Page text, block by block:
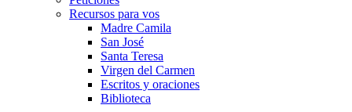
Recursos para vos
Madre Camila
San José
Santa Teresa
Virgen del Carmen
Escritos y oraciones
Biblioteca